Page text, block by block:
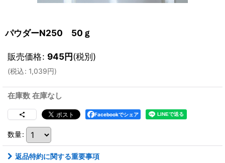
パウダーN250 50ｇ
販売価格: 945円(税別)
(税込: 1,039円)
在庫数 在庫なし
Facebookでシェア
数量:
返品特約に関する重要事項